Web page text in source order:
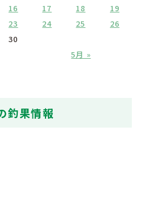
5月 »
16 17 18
19
23 24 25
26
30
釣果情報